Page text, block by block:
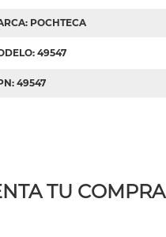
POCHTECA
49547
49547
TU COMPRA